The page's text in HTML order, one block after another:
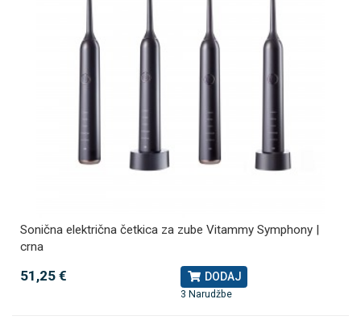
Sonična električna četkica za zube Vitammy Symphony |
crna
51,25 € DODAJ
3 Narudžbe